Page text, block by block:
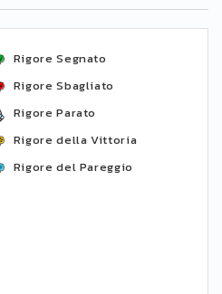
Rigore Segnato
Rigore Sbagliato
Rigore Parato
Rigore della Vittoria
Rigore del Pareggio